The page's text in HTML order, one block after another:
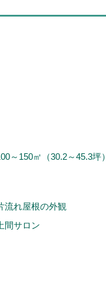
～150㎡（30.2～45.3坪）
流れ屋根の外観
間サロン